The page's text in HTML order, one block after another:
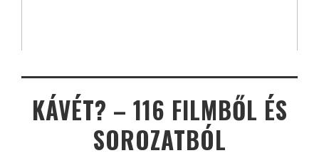
KÁVÉT? – 116 FILMBŐL ÉS
SOROZATBÓL